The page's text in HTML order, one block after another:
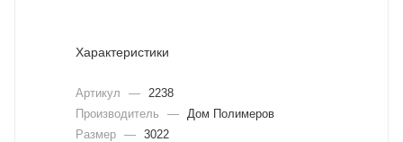
Характеристики
Артикул —
2238
Производитель
—
Дом Полимеров
Размер — 3022